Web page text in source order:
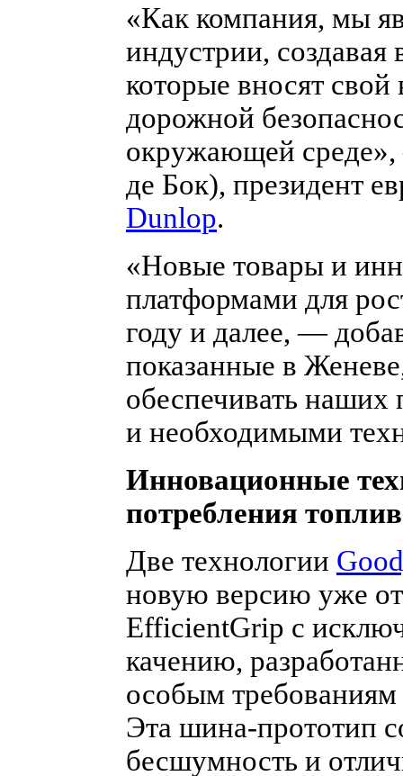
«Как компания, мы
индустрии,
которые вносят свой
дорожной
окружающей
де Бок), президент
Dunlop.
«Новые товары и
платформами для
году и далее, —
показанные в
обеспечивать наших
и необходимыми
Инновационные
потребления
Две технологии
новую версию уже
EfficientGrip с
качению,
особым требованиям
Эта шина-прототип
бесшумность и